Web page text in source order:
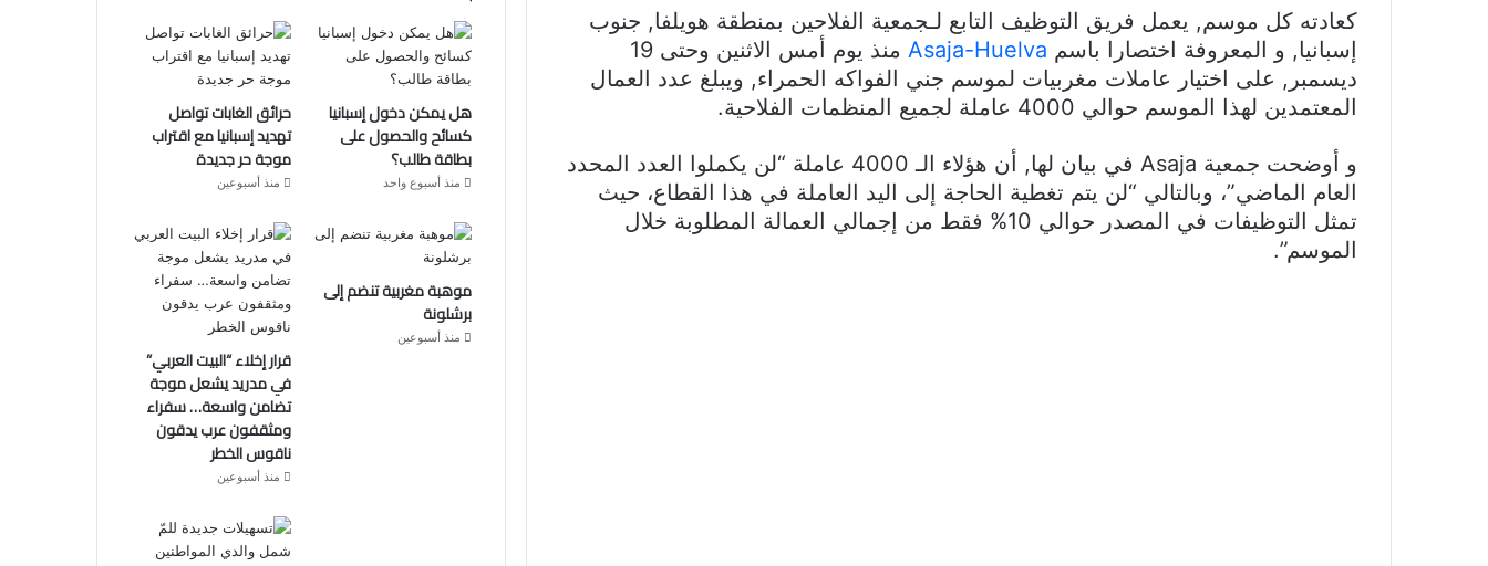
كعادته كل موسم, يعمل فريق التوظيف التابع لـجمعية الفلاحين بمنطقة هويلفا, جنوب
إسبانيا, و المعروفة اختصارا باسم Asaja-Huelva
منذ يوم أمس الاثنين وحتى 19
ديسمبر, على اختيار عاملات مغربيات لموسم جني الفواكه الحمراء, ويبلغ عدد العمال
المعتمدين لهذا الموسم حوالي 4000 عاملة لجميع المنظمات الفلاحية.
و أوضحت جمعية Asaja في بيان لها, أن هؤلاء الـ 4000 عاملة “لن يكملوا العدد المحدد
العام الماضي”، وبالتالي “لن يتم تغطية الحاجة إلى اليد العاملة في هذا القطاع، حيث
تمثل التوظيفات في المصدر حوالي 10% فقط من إجمالي العمالة المطلوبة خلال
الموسم”.
هل يمكن دخول إسبانيا
كسائح والحصول على
بطاقة طالب؟
منذ أسبوع واحد
حرائق الغابات تواصل
تهديد إسبانيا مع اقتراب
موجة حر جديدة
منذ أسبوعين
موهبة مغربية تنضم إلى
برشلونة
منذ أسبوعين
قرار إخلاء “البيت العربي”
في مدريد يشعل موجة
تضامن واسعة… سفراء
ومثقفون عرب يدقون
ناقوس الخطر
منذ أسبوعين